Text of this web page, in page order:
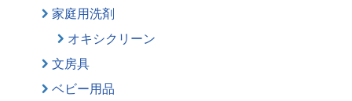
家庭用洗剤
オキシクリーン
文房具
ベビー用品